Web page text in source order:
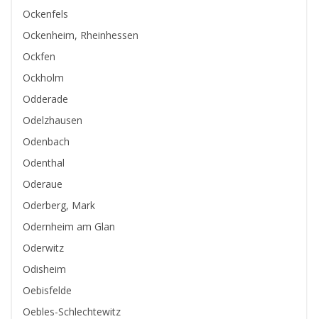
Ockenfels
Ockenheim, Rheinhessen
Ockfen
Ockholm
Odderade
Odelzhausen
Odenbach
Odenthal
Oderaue
Oderberg, Mark
Odernheim am Glan
Oderwitz
Odisheim
Oebisfelde
Oebles-Schlechtewitz